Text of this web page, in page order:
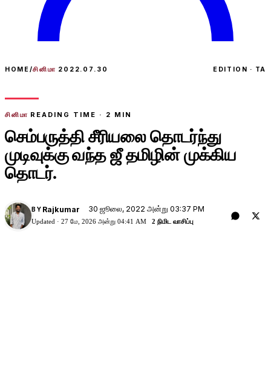
HOME/சினிமா 2022.07.30 EDITION · TA
சினிமா READING TIME · 2 MIN
செம்பருத்தி சீரியலை தொடர்ந்து
முடிவுக்கு வந்த ஜீ தமிழின் முக்கிய
தொடர்.
BY Rajkumar 30 ஜூலை, 2022 அன்று 03:37 PM
Updated · 27 மே, 2026 அன்று 04:41 AM 2 நிமிட வாசிப்பு